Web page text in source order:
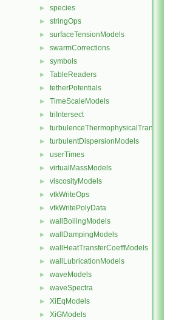
► species
► stringOps
► surfaceTensionModels
► swarmCorrections
► symbols
► TableReaders
► tetherPotentials
► TimeScaleModels
► triIntersect
► turbulenceThermophysicalTransportModels
► turbulentDispersionModels
► userTimes
► virtualMassModels
► viscosityModels
► vtkWriteOps
► vtkWritePolyData
► wallBoilingModels
► wallDampingModels
► wallHeatTransferCoeffModels
► wallLubricationModels
► waveModels
► waveSpectra
► XiEqModels
► XiGModels